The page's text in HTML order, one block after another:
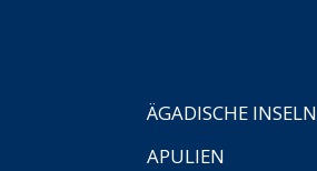
ÄGADISCHE INSELN
APULIEN